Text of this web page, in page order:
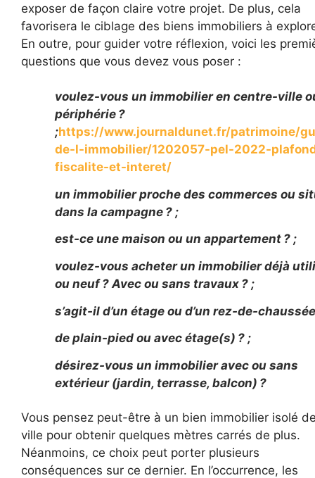
exposer de façon claire votre projet. De plus, cela
favorisera le ciblage des biens immobiliers à
En outre, pour guider votre réflexion, voici les
questions que vous devez vous poser :
voulez-vous un immobilier en centre-ville
périphérie ?
;https://www.journaldunet.fr/patrimoine/
de-l-immobilier/1202057-pel-2022-
fiscalite-et-interet/
un immobilier proche des commerces ou
dans la campagne ? ;
est-ce une maison ou un appartement ? ;
voulez-vous acheter un immobilier déjà
ou neuf ? Avec ou sans travaux ? ;
s’agit-il d’un étage ou d’un rez-de-
de plain-pied ou avec étage(s) ? ;
désirez-vous un immobilier avec ou sans
extérieur (jardin, terrasse, balcon) ?
Vous pensez peut-être à un bien immobilier isolé
ville pour obtenir quelques mètres carrés de plus.
Néanmoins, ce choix peut porter plusieurs
conséquences sur ce dernier. En l’occurrence, les